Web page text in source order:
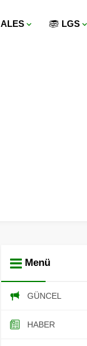
ALES LGS
Menü
GÜNCEL
HABER